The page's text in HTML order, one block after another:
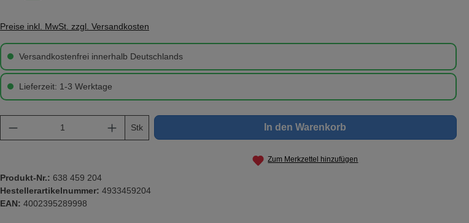
Preise inkl. MwSt. zzgl. Versandkosten
Versandkostenfrei innerhalb Deutschlands
Lieferzeit: 1-3 Werktage
Produkt Anzahl: Gib den gewünschten Wert ein oder benutze die
Stk In den Warenkorb
Zum Merkzettel hinzufügen
Produkt-Nr.: 638 459 204
Hestellerartikelnummer: 4933459204
EAN: 4002395289998